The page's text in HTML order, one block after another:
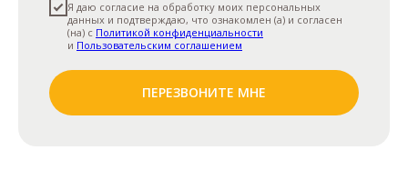
Я даю согласие на обработку моих персональных
данных и подтверждаю, что ознакомлен (а) и согласен
(на) с Политикой конфиденциальности
и Пользовательским соглашением
ПЕРЕЗВОНИТЕ МНЕ